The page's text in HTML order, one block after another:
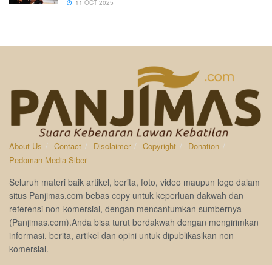
11 OCT 2025
About Us Contact Disclaimer Copyright
Donation
Pedoman Media Siber
Seluruh materi baik artikel, berita, foto, video maupun logo dalam
situs Panjimas.com bebas copy untuk keperluan dakwah dan
referensi non-komersial, dengan mencantumkan sumbernya
(Panjimas.com).Anda bisa turut berdakwah dengan mengirimkan
informasi, berita, artikel dan opini untuk dipublikasikan non
komersial.